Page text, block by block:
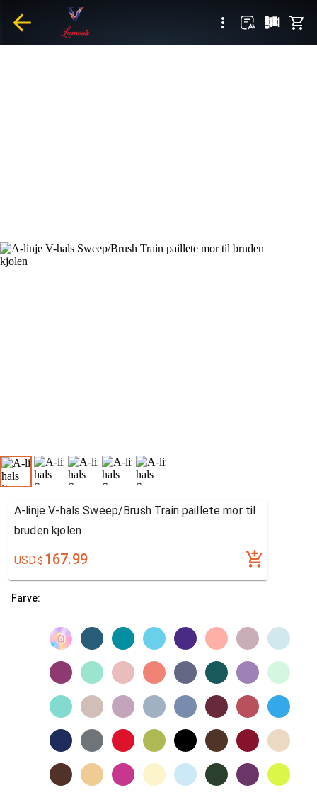
A-linje V-hals Sweep/Brush Train paillete mor til
bruden kjolen
USD$ 167.99
Farve: